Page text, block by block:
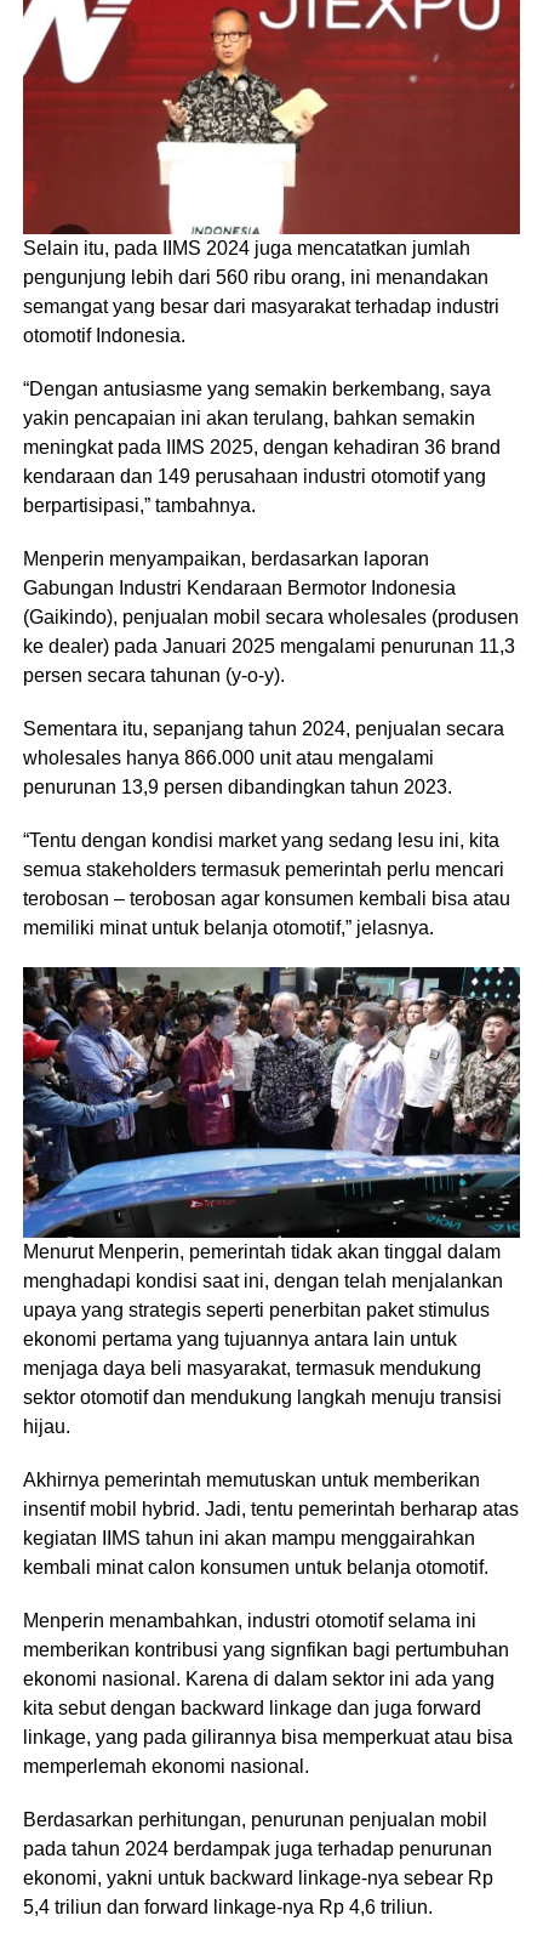
Selain itu, pada IIMS 2024 juga mencatatkan jumlah
pengunjung lebih dari 560 ribu orang, ini menandakan
semangat yang besar dari masyarakat terhadap industri
otomotif Indonesia.
“Dengan antusiasme yang semakin berkembang, saya
yakin pencapaian ini akan terulang, bahkan semakin
meningkat pada IIMS 2025, dengan kehadiran 36 brand
kendaraan dan 149 perusahaan industri otomotif yang
berpartisipasi,” tambahnya.
Menperin menyampaikan, berdasarkan laporan
Gabungan Industri Kendaraan Bermotor Indonesia
(Gaikindo), penjualan mobil secara wholesales (produsen
ke dealer) pada Januari 2025 mengalami penurunan 11,3
persen secara tahunan (y-o-y).
Sementara itu, sepanjang tahun 2024, penjualan secara
wholesales hanya 866.000 unit atau mengalami
penurunan 13,9 persen dibandingkan tahun 2023.
“Tentu dengan kondisi market yang sedang lesu ini, kita
semua stakeholders termasuk pemerintah perlu mencari
terobosan – terobosan agar konsumen kembali bisa atau
memiliki minat untuk belanja otomotif,” jelasnya.
Menurut Menperin, pemerintah tidak akan tinggal dalam
menghadapi kondisi saat ini, dengan telah menjalankan
upaya yang strategis seperti penerbitan paket stimulus
ekonomi pertama yang tujuannya antara lain untuk
menjaga daya beli masyarakat, termasuk mendukung
sektor otomotif dan mendukung langkah menuju transisi
hijau.
Akhirnya pemerintah memutuskan untuk memberikan
insentif mobil hybrid. Jadi, tentu pemerintah berharap atas
kegiatan IIMS tahun ini akan mampu menggairahkan
kembali minat calon konsumen untuk belanja otomotif.
Menperin menambahkan, industri otomotif selama ini
memberikan kontribusi yang signfikan bagi pertumbuhan
ekonomi nasional. Karena di dalam sektor ini ada yang
kita sebut dengan backward linkage dan juga forward
linkage, yang pada gilirannya bisa memperkuat atau bisa
memperlemah ekonomi nasional.
Berdasarkan perhitungan, penurunan penjualan mobil
pada tahun 2024 berdampak juga terhadap penurunan
ekonomi, yakni untuk backward linkage-nya sebear Rp
5,4 triliun dan forward linkage-nya Rp 4,6 triliun.